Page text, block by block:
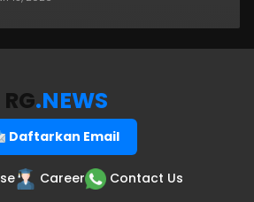
RG.NEWS
Daftarkan Email
Career Contact Us